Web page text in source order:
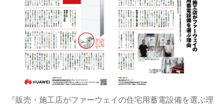
『販売・施工店がファーウェイの住宅用蓄電設備を選ぶ理